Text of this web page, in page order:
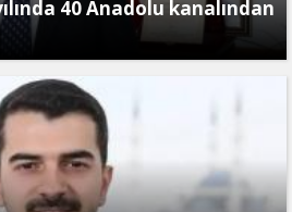
40 Anadolu kanalından